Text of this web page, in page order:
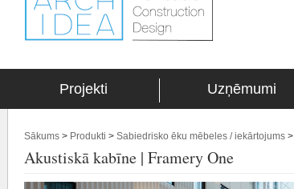
Projekti Uzņēmumi
Sākums > Produkti > Sabiedrisko ēku mēbeles / iekārtojums >
Akustiskā kabīne | Framery One